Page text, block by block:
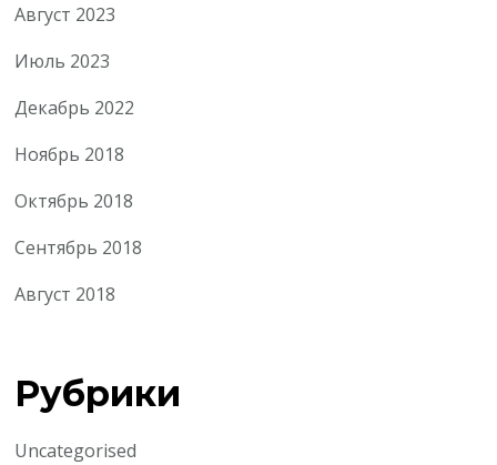
Август 2023
Июль 2023
Декабрь 2022
Ноябрь 2018
Октябрь 2018
Сентябрь 2018
Август 2018
Рубрики
Uncategorised